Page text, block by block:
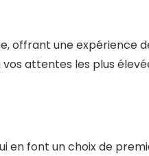
offrant une expérience
attentes les plus
en font un choix de